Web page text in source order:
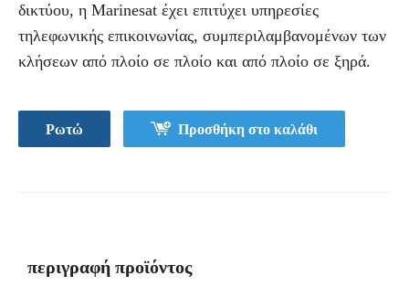
δικτύου, η Marinesat έχει επιτύχει υπηρεσίες
τηλεφωνικής επικοινωνίας, συμπεριλαμβανομένων των
κλήσεων από πλοίο σε πλοίο και από πλοίο σε ξηρά.
Ρωτώ Προσθήκη στο καλάθι
περιγραφή προϊόντος